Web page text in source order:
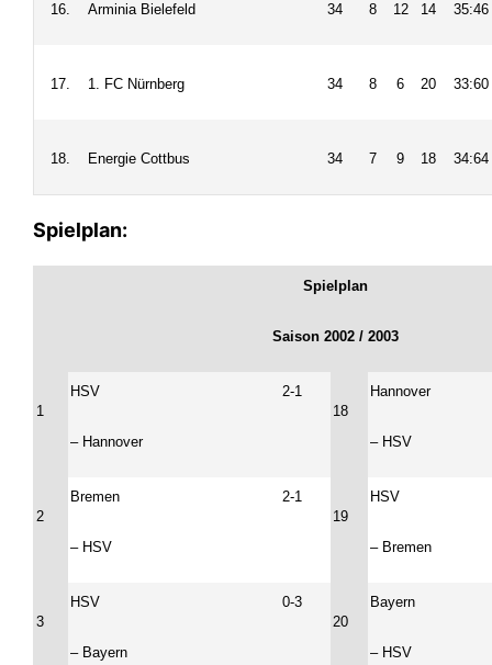
16. Arminia Bielefeld 34 8 12 14 35:46
17. 1. FC Nürnberg 34 8 6 20 33:60
18. Energie Cottbus 34 7 9 18 34:64
Spielplan:
Spielplan
Saison 2002 / 2003
1
HSV
– Hannover
2-1
18
Hannover
– HSV
2
Bremen
– HSV
2-1
19
HSV
– Bremen
3
HSV
– Bayern
0-3
20
Bayern
– HSV